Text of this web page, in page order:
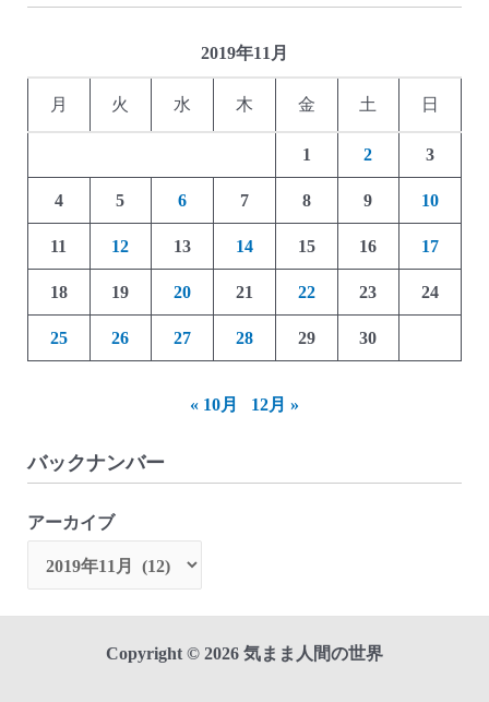
2019年11月
月 火 水 木 金 土 日
1 2 3
4 5 6 7 8 9 10
11 12 13 14 15 16 17
18 19 20 21 22 23 24
25 26 27 28 29 30
« 10月 12月 »
バックナンバー
アーカイブ
Copyright © 2026 気まま人間の世界